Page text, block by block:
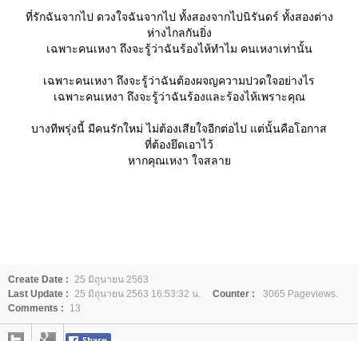
ที่รักฉันจากไป ดวงใจฉันจากไป ทั้งสองจากไปนิรันดร์ ทั้งสองต่าง
ห่างไกลกันยิ่ง
เฉพาะคนเหงา ถึงจะรู้ว่าฉันร้องไห้ทำไม คนเหงาเท่านั้น
เฉพาะคนเหงา ถึงจะรู้ว่าฉันต้องผจญความปวดใจอย่างไร
เฉพาะคนเหงา ถึงจะรู้ว่าฉันร้องและร้องไห้เพราะคุณ
บางทีพรุ่งนี้ มีคนรักใหม่ ไม่ต้องเสียใจอีกต่อไป แต่นั้นคือโอกาส
ที่ต้องยึดเอาไว้
หากคุณเหงา ใจสลา
Create Date : 25 มิถุนายน 2563
Last Update : 25 มิถุนายน 2563 16:53:32 น. Counter :
3065 Pageviews.
Comments :
13